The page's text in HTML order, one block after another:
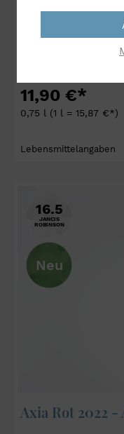
11,90 €*
0,75 l (1 l = 15,87 €*)
Lebensmittelangaben
16.5
JANCIS
ROBINSON
Neu
Axia Rot 2022 -